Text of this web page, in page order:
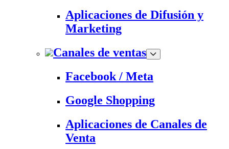
Aplicaciones de Difusión y
Marketing
Canales de ventas
Facebook / Meta
Google Shopping
Aplicaciones de Canales de
Venta